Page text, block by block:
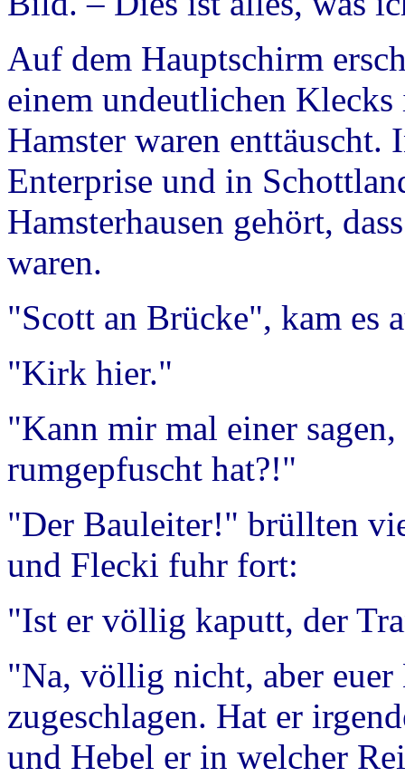
Auf dem Hauptschirm
einem undeutlichen
Hamster waren enttäuscht.
Enterprise und in
Hamsterhausen gehört,
waren.
"Scott an Brücke", kam es
"Kirk hier."
"Kann mir mal einer
rumgepfuscht hat?!"
"Der Bauleiter!" brüllten
und Flecki fuhr fort:
"Ist er völlig kaputt, der
"Na, völlig nicht, aber euer
zugeschlagen. Hat er
und Hebel er in welcher